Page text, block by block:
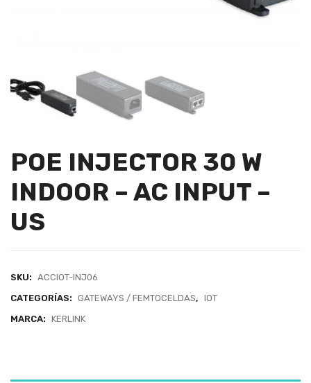
POE INJECTOR 30 W
INDOOR – AC INPUT –
US
SKU: ACCIOT-INJ06
CATEGORÍAS: GATEWAYS / FEMTOCELDAS, IOT
MARCA: KERLINK